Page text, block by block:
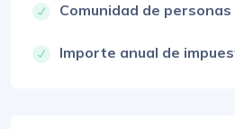
Comunidad de
Importe anual de